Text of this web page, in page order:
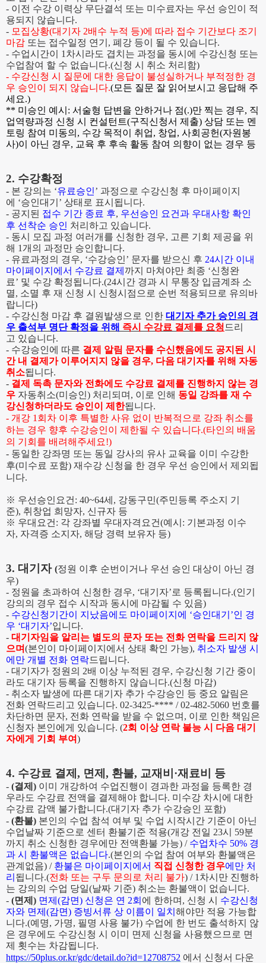
- 이전 수강 이력상 무단결석 또는 미수료자는 우선 승인이 적
용되지 않습니다.
- 모집상황(대기자 2배수 누적 등)에 따라 접수 기간보다 조기
마감 또는 접수일정 연기 , 폐강 등이 될 수 있습니다.
- 수업시간이 1차시라도 겹치는 과정을 동시에 수강신청 또는
수업참여 할 수 없습니다.(신청 시 취소 처리함)
- 수강신청 시 질문에 대한 응답이 불성실하거나 부적정한 경
우 승인이 되지 않습니다.(모든 질문 잘 읽어보시고 응답해 주
세요.)
** 미승인 예시: 서술형 답변을 안하거나 점(.)만 찍는 경우, 직
업역량과정 신청 시 컨설턴트(구직신청서 제출) 상담 또는 멘
토링 참여 미동의, 수강 목적이 취업, 창업, 사회공헌(자원봉
사)이 아닌 경우, 교육 후 후속 활동 참여 의향이 없는 경우 등
2. 수강확정
- 본 강의는 ‘유료승인’ 과정으로 수강신청 후 마이페이지
에 ‘승인대기 ’ 상태로 표시됩니다.
- 공지된 접수 기간 종료 후, 우선승인 요건과 우대사항 확인
후 선착순 승인 처리하고 있습니다.
- 동시 모집 과정 여러개를 신청한 경우, 고른 기회 제공을 위
해 1개의 과정만 승인합니다.
- 유료과정의 경우, ‘수강승인’ 문자를 받으신 후 24시간 이내
마이페이지에서 수강료 결제 까지 마쳐야만 최종 ‘신청완
료’ 및 수강 확정됩니다.(24시간 경과 시 무통장 입금계좌 소
멸, 소멸 후 재 신청 시 신청시점으로 순번 적용되므로 유의바
랍니다)
- 수강신청 마감 후 결원발생으로 인한 대 기 자 추가 승인의 경
우 출석 부 명단 확정을 위 해 즉시 수강료 결제 를 요청 드리
고 있습니다.
- 수강승인에 따른 결제 알림 문자를 수신했음에도 공지된 시
간 내 결제가 이루어지지 않을 경우, 다음 대기자를 위해 자동
취소됩니다.
- 결제 독촉 문자와 전화에도 수강료 결제를 진행하지 않는 경
우 자동취소(미승인) 처리되며, 이로 인해 동일 강좌를 재 수
강신청하더라도 승인이 제한됩니다.
- 개강 1회차 이후 특별한 사유 없이 반복적으로 강좌 취소를
하는 경우 향후 수강승인이 제한될 수 있습니다.(타인의 배움
의 기회를 배려해주세요!)
- 동일한 강좌명 또는 동일 강사의 유사 교육을 이미 수강한
후(미수료 포함) 재수강 신청을 한 경우 우선 승인에서 제외됩
니다.
※ 우선승인요건 : 40~64세 , 강동구민(주민등록 주소지 기
준), 취창업 희망자, 신규자 등
※ 우대요건 : 각 강좌별 우대자격요건(예시 : 기본과정 이수
자, 자격증 소지자, 해당 경력 보유자 등)
3. 대기자 (정원 이후 순번이거나 우선 승인 대상이 아닌 경
우)
- 정원을 초과하여 신청한 경우, ‘대기자’ 로 등록됩니다.(인기
강의의 경우 접수 시작과 동시에 마감될 수 있음)
- 수강신청기간이 지났음에도 마이페이지에 ‘승인대기 ’인 경
우 ‘대기자’입니다.
- 대기자임을 알리는 별도의 문자 또는 전화 연락을 드리지 않
으며(본인이 마이페이지에서 상태 확인 가능), 취소자 발생 시
에만 개별 전화 연락드립니다.
- 대기자가 정원의 2배 이상 누적된 경우, 수강신청 기간 중이
라도 대기자 등록을 진행하지 않습니다.(신청 마감)
- 취소자 발생에 따른 대기자 추가 수강승인 등 중요 알림은
전화 연락드리고 있습니다. 02-3425-**** / 02-482-5060 번호를
차단하면 문자, 전화 연락을 받을 수 없으며 , 이로 인한 책임은
신청자 본인에게 있습니다. (2회 이상 연락 불능 시 다음 대기
자에게 기회 부여)
4. 수강료 결제 , 면제 , 환불, 교재비 ·재료비 등
- (결제 ) 이미 개강하여 수업진행이 경과한 과정을 등록한 경
우라도 수강료 전액을 결제해야 합니다. 미수강 차시에 대한
수강료 감액 불가합니다.(대기자 추가 수강승인 포함)
- (환불) 본인의 수업 참석 여부 및 수업 시작시간 기준이 아닌
수업날짜 기준으로 센터 환불기준 적용(개강 전일 23시 59분
까지 취소 신청한 경우에만 전액환불 가능) / 수업차수 50% 경
과 시 환불액은 없습니다.(본인의 수업 참여 여부와 환불액은
관계없음) / 환불은 마이페이지에서 직접 신청한 경우에만 처
리 됩니다.(전화 또는 구두 문의로 처리 불가) / 1차시만 진행하
는 강의의 수업 당일(날짜 기준) 취소는 환불액이 없습니다.
- (면제 ) 면제 (감면) 신청은 연 2회 에 한하며 , 신청 시 수강신청
자와 면제 (감면) 증빙서류 상 이름이 일치 해야만 적용 가능합
니다.(예명, 가명, 필명 사용 불가) 수업에 한 번도 출석하지 않
은 경우에도 수강신청 시 이미 면제 신청을 사용했으므로 면
제 횟수는 차감됩니다.
https://50plus.or.kr/gdc/detail.do?id=12708752 에서 신청서 다운